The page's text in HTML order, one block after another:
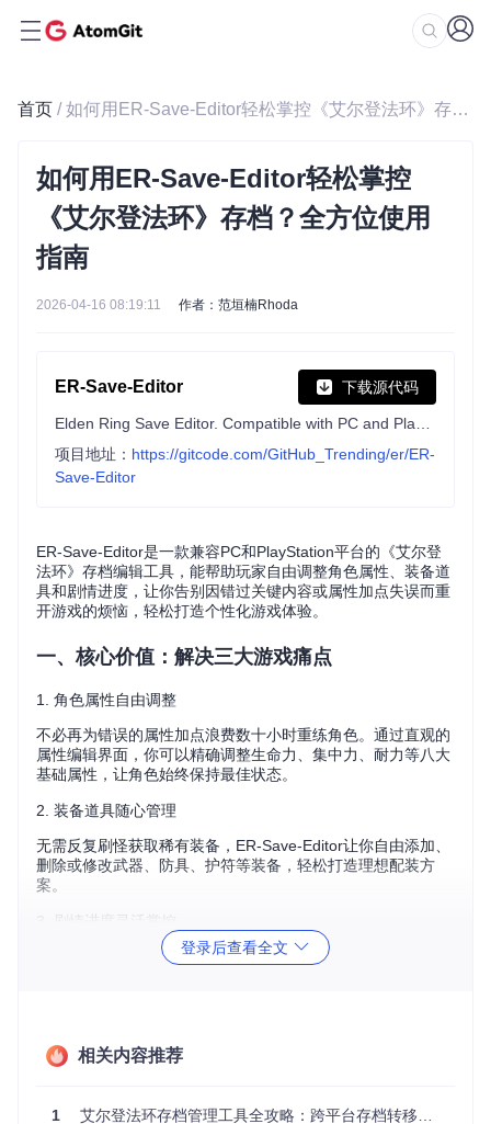
首页 / 如何用ER-Save-Editor轻松掌控《艾尔登法环》存档？全方位使用指南
如何用ER-Save-Editor轻松掌控
《艾尔登法环》存档？全方位使用
指南
2026-04-16 08:19:11 作者：范垣楠Rhoda
ER-Save-Editor 下载源代码
项目地址： https://gitcode.com/GitHub_Trending/er/ER-
Save-Editor
ER-Save-Editor是一款兼容PC和PlayStation平台的《艾尔登
法环》存档编辑工具，能帮助玩家自由调整角色属性、装备道
具和剧情进度，让你告别因错过关键内容或属性加点失误而重
开游戏的烦恼，轻松打造个性化游戏体验。
一、核心价值：解决三大游戏痛点
1. 角色属性自由调整
不必再为错误的属性加点浪费数十小时重练角色。通过直观的
属性编辑界面，你可以精确调整生命力、集中力、耐力等八大
基础属性，让角色始终保持最佳状态。
2. 装备道具随心管理
无需反复刷怪获取稀有装备，ER-Save-Editor让你自由添加、
删除或修改武器、防具、护符等装备，轻松打造理想配装方
案。
3. 剧情进度灵活掌控
错过重要剧情事件也无需担心，通过事件控制器功能，你可以
二、零基础上手步骤
首先需要克隆项目仓库，在终端中执行以下命令：
登录后查看全文
相关内容推荐
1 艾尔登法环存档管理工具全攻略：跨平台存档转移与修改指南